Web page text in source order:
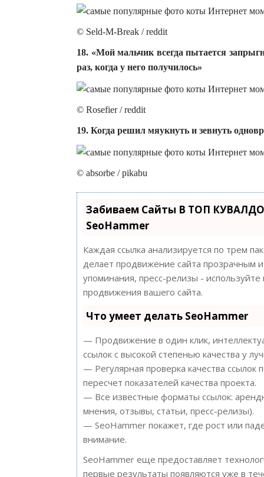
© Seld-M-Break / reddit
18. «Мой мальчик всегда пытается
раз, когда у него получилось»
© Rosefier / reddit
19. Когда решил мяукнуть и зевнуть
© absorbe / pikabu
Забиваем Сайты В ТОП
SeoHammer
Каждая ссылка анализируется по трем
делает продвижение сайта прозрачным
упоминания, пресс-релизы -
продвижения вашего сайта.
Что умеет делать SeoHammer
— Продвижение в один клик,
ссылок с высокой степенью качества у
— Регулярная проверка качества
пересчет показателей качества проекта.
— Все известные форматы ссылок:
мнения, отзывы, статьи, пресс-релизы).
— SeoHammer покажет, где рост или
внимание.
SeoHammer еще предоставляет
первые результаты появляются уже в